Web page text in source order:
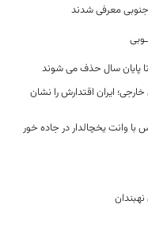
جنوبی معرفی شدند
پایان سال حذف می شوند
ایران اقتدارش را نشان
با وانت یخچالدار در جاده خور